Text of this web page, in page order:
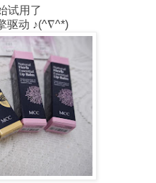
试用了
驱动 ♪(^∇^*)